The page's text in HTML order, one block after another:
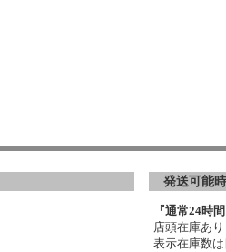
発送可能
『通常24時
店頭在庫あり
表示在庫数は